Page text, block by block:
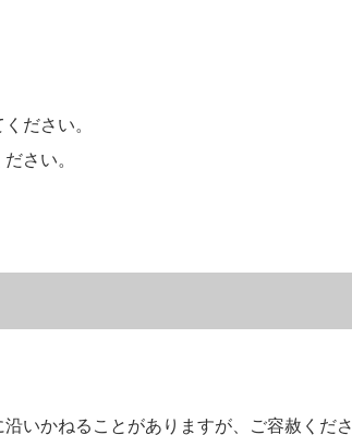
ださい。
さい。
いかねることがありますが、ご容赦くださ